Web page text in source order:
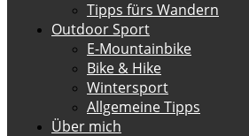
Tipps fürs Wandern
Outdoor Sport
E-Mountainbike
Bike & Hike
Wintersport
Allgemeine Tipps
Über mich